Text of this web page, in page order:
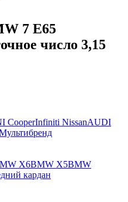
7 E65
число 3,15
CooperInfiniti NissanAUDI
X6BMW X5BMW
кардан